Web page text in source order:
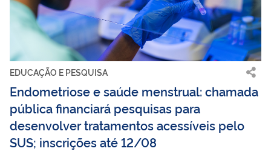
EDUCAÇÃO E PESQUISA
Endometriose e saúde menstrual: chamada
pública financiará pesquisas para
desenvolver tratamentos acessíveis pelo
SUS; inscrições até 12/08